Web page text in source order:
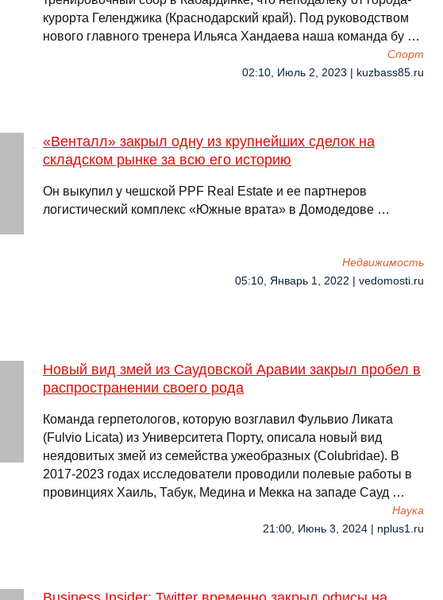
курорта Геленджика (Краснодарский край). Под руководством
нового главного тренера Ильяса Хандаева наша команда бу …
Спорт
02:10, Июль 2, 2023 | kuzbass85.ru
«Венталл» закрыл одну из крупнейших сделок на
складском рынке за всю его историю
Он выкупил у чешской PPF Real Estate и ее партнеров
логистический комплекс «Южные врата» в Домодедове …
Недвижимость
05:10, Январь 1, 2022 | vedomosti.ru
Новый вид змей из Саудовской Аравии закрыл пробел в
распространении своего рода
Команда герпетологов, которую возглавил Фульвио Ликата
(Fulvio Licata) из Университета Порту, описала новый вид
неядовитых змей из семейства ужеобразных (Colubridae). В
2017-2023 годах исследователи проводили полевые работы в
провинциях Хаиль, Табук, Медина и Мекка на западе Сауд …
Наука
21:00, Июнь 3, 2024 | nplus1.ru